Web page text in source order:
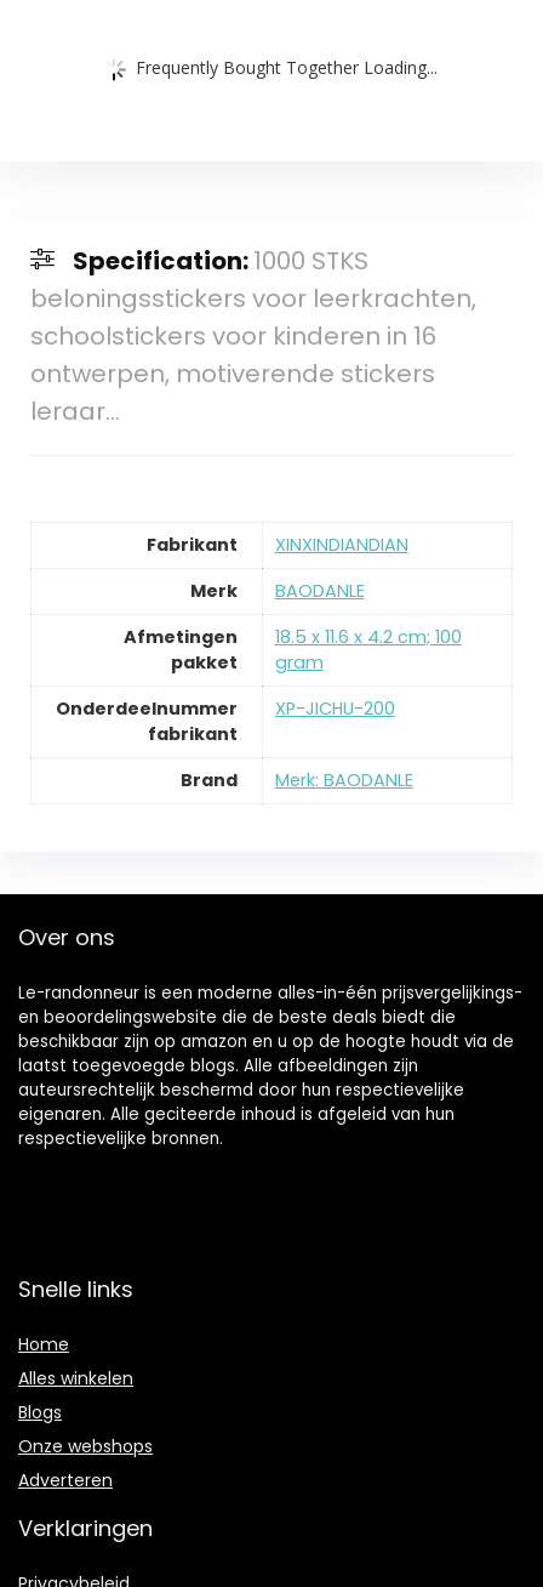
Frequently Bought Together Loading...
Specification:1000 STKS
beloningsstickers voor leerkrachten,
schoolstickers voor kinderen in 16
ontwerpen, motiverende stickers
leraar…
Fabrikant
‎XINXINDIANDIAN
Merk
‎BAODANLE
Afmetingen
pakket
‎18.5 x 11.6 x 4.2 cm; 100
gram
Onderdeelnummer
fabrikant
‎XP-JICHU-200
Brand Merk: BAODANLE
Over ons
Le-randonneur is een moderne alles-in-één prijsvergelijkings-
en beoordelingswebsite die de beste deals biedt die
beschikbaar zijn op amazon en u op de hoogte houdt via de
laatst toegevoegde blogs. Alle afbeeldingen zijn
auteursrechtelijk beschermd door hun respectievelijke
eigenaren. Alle geciteerde inhoud is afgeleid van hun
respectievelijke bronnen.
Snelle links
Home
Alles winkelen
Blogs
Onze webshops
Adverteren
Verklaringen